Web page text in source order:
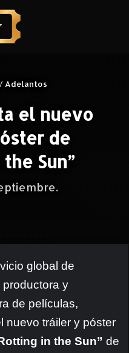
/ Adelantos
el nuevo
de
Sun”
global de
y
de películas,
nuevo tráiler y póster
in the Sun” de